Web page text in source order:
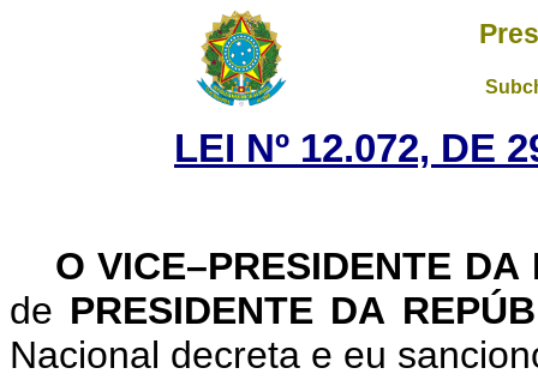
LEI Nº 12.072, DE
O VICE–PRESIDENTE
de PRESIDENTE DA
Nacional decreta e eu